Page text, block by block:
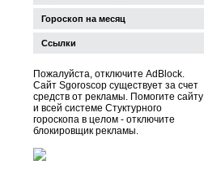
Гороскоп на месяц
Ссылки
Пожалуйста, отключите AdBlock.
Сайт Sgoroscop существует за счет
средств от рекламы. Помогите сайту
и всей системе Стуктурного
гороскопа в целом - отключите
блокировщик рекламы.